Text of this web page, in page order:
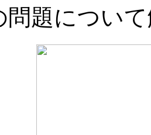
問題につい